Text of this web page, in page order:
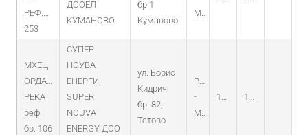
РЕФ.БР.
253
ДООЕЛ
КУМАНОВО
бр.1
Куманово
MHEC
МХЕЦ
ОРДАНСКА
РЕКА
реф.
бр. 106
СУПЕР
НОУВА
ЕНЕРГИ,
SUPER
NOUVA
ENERGY ДОО
ул. Борис
Кидрич
бр. 82,
Тетово
PO
-
MHEC
19.11.2019 19.11.2019